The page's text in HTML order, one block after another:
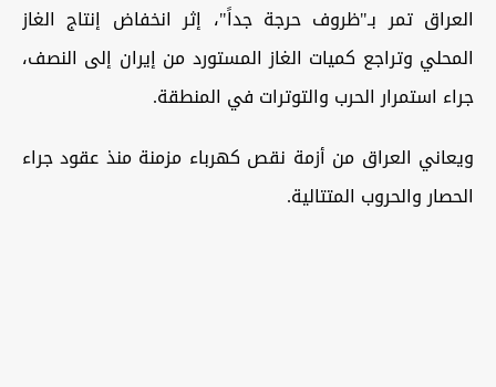
العراق تمر بـ"ظروف حرجة جداً"، إثر انخفاض إنتاج الغاز
المحلي وتراجع كميات الغاز المستورد من إيران إلى النصف،
جراء استمرار الحرب والتوترات في المنطقة.
ويعاني العراق من أزمة نقص كهرباء مزمنة منذ عقود جراء
الحصار والحروب المتتالية.